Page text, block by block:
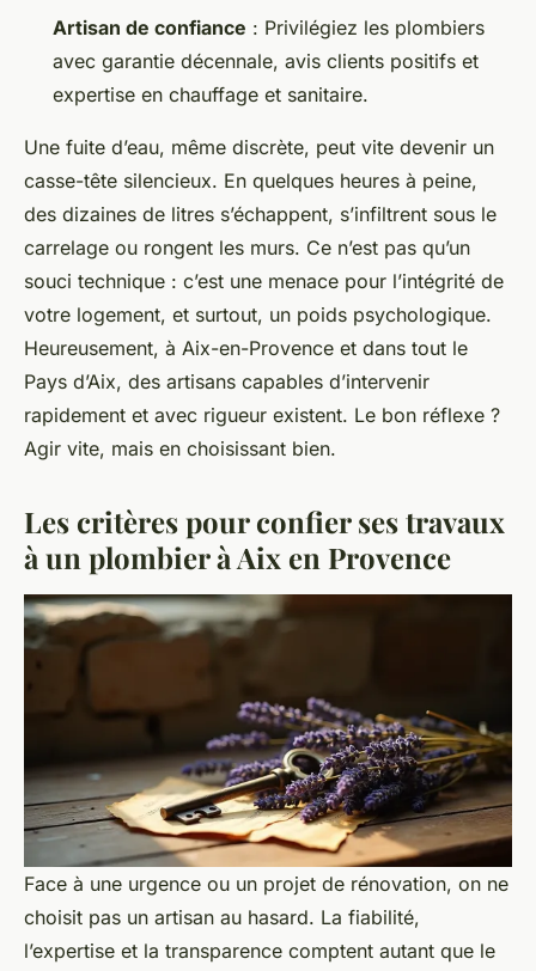
Artisan de confiance : Privilégiez les plombiers
avec garantie décennale, avis clients positifs et
expertise en chauffage et sanitaire.
Une fuite d’eau, même discrète, peut vite devenir un
casse-tête silencieux. En quelques heures à peine,
des dizaines de litres s’échappent, s’infiltrent sous le
carrelage ou rongent les murs. Ce n’est pas qu’un
souci technique : c’est une menace pour l’intégrité de
votre logement, et surtout, un poids psychologique.
Heureusement, à Aix-en-Provence et dans tout le
Pays d’Aix, des artisans capables d’intervenir
rapidement et avec rigueur existent. Le bon réflexe ?
Agir vite, mais en choisissant bien.
Les critères pour confier ses travaux
à un plombier à Aix en Provence
Face à une urgence ou un projet de rénovation, on ne
choisit pas un artisan au hasard. La fiabilité,
l’expertise et la transparence comptent autant que le